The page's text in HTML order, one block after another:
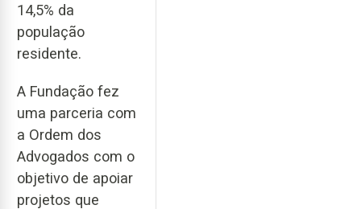
14,5% da
população
residente.
A Fundação fez
uma parceria com
a Ordem dos
Advogados com o
objetivo de apoiar
projetos que